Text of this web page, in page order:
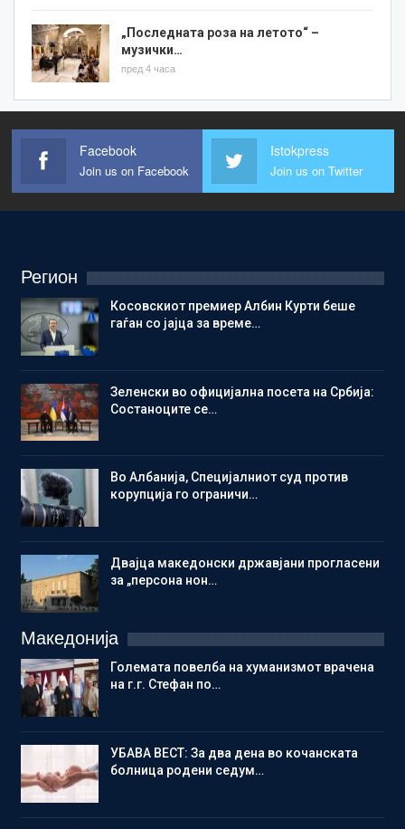
„Последната роза на летото“ –
музички…
пред 4 часа
Facebook
Join us on Facebook
Istokpress
Join us on Twitter
Регион
Косовскиот премиер Албин Курти беше
гаѓан со јајца за време…
Зеленски во официјална посета на Србија:
Состаноците се…
Во Албанија, Специјалниот суд против
корупција го ограничи…
Двајца македонски државјани прогласени
за „персона нон…
Македонија
Големата повелба на хуманизмот врачена
на г.г. Стефан по…
УБАВА ВЕСТ: За два дена во кочанската
болница родени седум…